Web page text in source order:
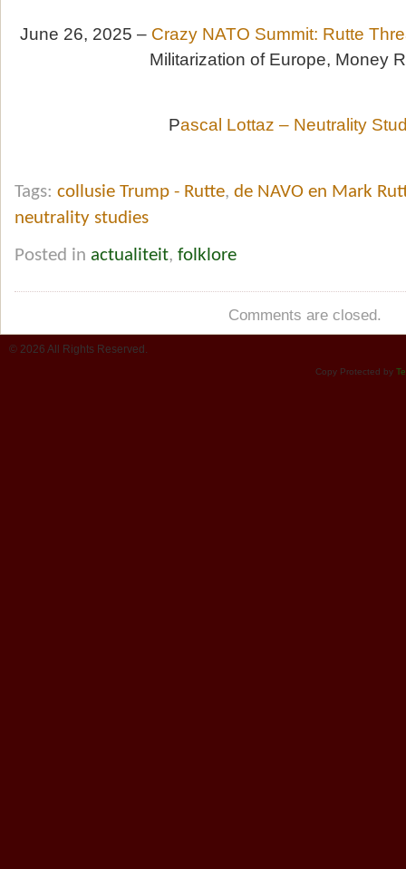
June 26, 2025 – Crazy NATO Summit: Rutte
Militarization of Europe, Money
Pascal Lottaz – Neutrality
Tags: collusie Trump - Rutte, de NAVO en Mark
neutrality studies
Posted in actualiteit, folklore
Comments are closed.
© 2026 All Rights Reserved.
Copy Protected by